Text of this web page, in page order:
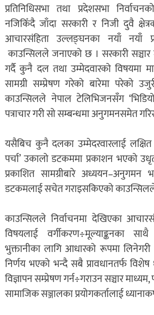
प्रतिनिधिसभा तथा प्रदेशसभा
नजिकिँदै जाँदा सरकारी र निजी दुवै
आचारसंहिता उल्लङ्घनका नयाँ नयाँ
काउन्सिलले जनाएको छ । सरकारी
गर्दै कुनै दल तथा उम्मेदवारको विषयमा
सामग्री सम्प्रेषण गरेको बारेमा परेको
काउन्सिलले नेपाल टेलिभिजनसँग
पत्राचार गरी सो सम्बन्धमा अनुगमनसमेत
यसैबिच कुनै दलका उम्मेदरवारलाई लक्षित
पर्चा’ उकालो डटकममा प्रकाशन भएको
प्रकाशित सामग्रीबारे
डटकमलाई सचेत गराइसकिएको
काउन्सिलले निर्वाचनमा देखिएका
विषयलाई वर्गीकरण÷मूल्याङ्कनका
भुक्तानीका लागि आधारको रूपमा
निर्णय भएको भन्दै सबै प्रावधानतर्फ विशेष
विज्ञापन सम्प्रेषण गर्न÷गराउन सञ्चार माध्यम,
सामाजिक सञ्जालका प्रयोगकर्तालाई